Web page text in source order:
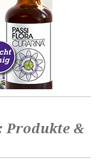
Produkte &